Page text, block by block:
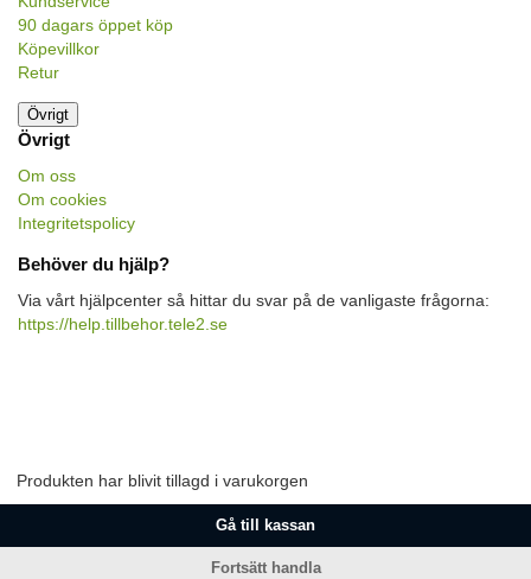
90 dagars öppet köp
Köpevillkor
Retur
Övrigt
Övrigt
Om oss
Om cookies
Integritetspolicy
Behöver du hjälp?
Via vårt hjälpcenter så hittar du svar på de vanligaste frågorna:
https://help.tillbehor.tele2.se
Produkten har blivit tillagd i varukorgen
Gå till kassan
Fortsätt handla